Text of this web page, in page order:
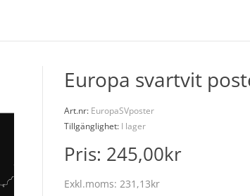
Europa svartvit
Art.nr: EuropaSVposter
Tillgänglighet: I lager
Pris: 245,00kr
Exkl.moms:231,13kr